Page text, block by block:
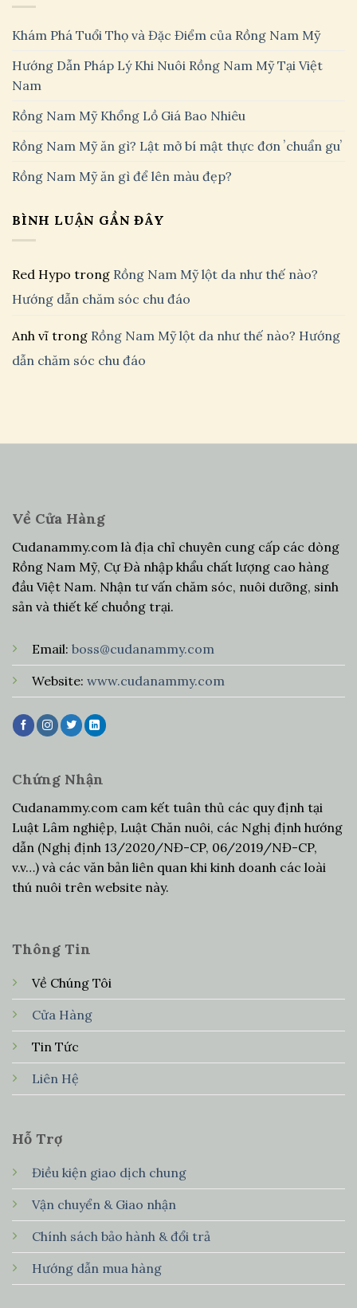
Khám Phá Tuổi Thọ và Đặc Điểm của Rồng Nam Mỹ
Hướng Dẫn Pháp Lý Khi Nuôi Rồng Nam Mỹ Tại Việt
Nam
Rồng Nam Mỹ Khổng Lồ Giá Bao Nhiêu
Rồng Nam Mỹ ăn gì? Lật mở bí mật thực đơn ʼchuẩn guʼ
Rồng Nam Mỹ ăn gì để lên màu đẹp?
BÌNH LUẬN GẦN ĐÂY
Red Hypo trong Rồng Nam Mỹ lột da như thế nào?
Hướng dẫn chăm sóc chu đáo
Anh vĩ trong Rồng Nam Mỹ lột da như thế nào? Hướng
dẫn chăm sóc chu đáo
Về Cửa Hàng
Cudanammy.com là địa chỉ chuyên cung cấp các dòng
Rồng Nam Mỹ, Cự Đà nhập khẩu chất lượng cao hàng
đầu Việt Nam. Nhận tư vấn chăm sóc, nuôi dưỡng, sinh
sản và thiết kế chuồng trại.
Email: boss@cudanammy.com
Website: www.cudanammy.com
Thông Tin
Về Chúng Tôi
Cửa Hàng
Tin Tức
Liên Hệ
Hỗ Trợ
Điều kiện giao dịch chung
Vận chuyển & Giao nhận
Chính sách bảo hành & đổi trả
Hướng dẫn mua hàng
Chứng Nhận
Cudanammy.com cam kết tuân thủ các quy định tại
Luật Lâm nghiệp, Luật Chăn nuôi, các Nghị định hướng
dẫn (Nghị định 13/2020/NĐ-CP, 06/2019/NĐ-CP,
v.v…) và các văn bản liên quan khi kinh doanh các loài
thú nuôi trên website này.